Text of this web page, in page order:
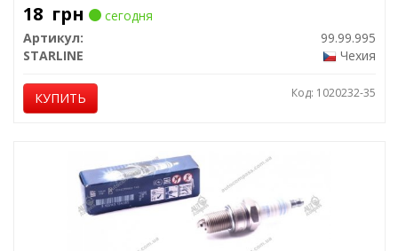
18 грн
сегодня
Артикул:
99.99.995
STARLINE
Чехия
КУПИТЬ Код: 1020232-35